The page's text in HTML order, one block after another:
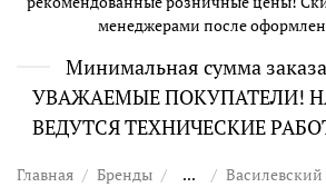
менеджерами после
Минимальная сумма
УВАЖАЕМЫЕ ПОКУПАТЕЛИ!
ВЕДУТСЯ ТЕХНИЧЕСКИЕ
Главная Бренды ... Василевский